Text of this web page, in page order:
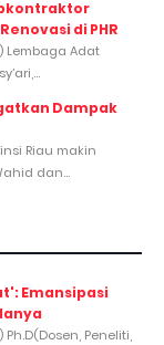
di PHR
Lembaga Adat
Dampak
Riau makin
dan...
Emansipasi
Ph.D(Dosen, Peneliti,